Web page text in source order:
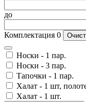
до
Комплектация 0
Носки - 1 пар.
Носки - 3 пар.
Тапочки - 1 пар.
Халат - 1 шт,
Халат - 1 шт.